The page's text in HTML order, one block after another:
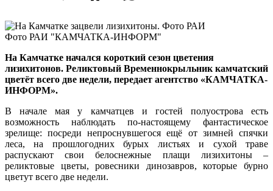
Фото РАИ "КАМЧАТКА-ИНФОРМ"
На Камчатке начался короткий сезон цветения
лизихитонов. Реликтовый Временнокрыльник камчатский
цветёт всего две недели, передает агентство «КАМЧАТКА-
ИНФОРМ».
В начале мая у камчатцев и гостей полуострова есть
возможность наблюдать по-настоящему фантастическое
зрелище: посреди непроснувшегося ещё от зимней спячки
леса, на прошлогодних бурых листьях и сухой траве
распускают свои белоснежные плащи лизихитоны –
реликтовые цветы, ровесники динозавров, которые бурно
цветут всего две недели.